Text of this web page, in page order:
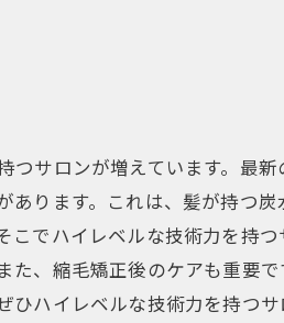
つサロンが増えています。最新
あります。これは、髪が持つ炭
こでハイレベルな技術力を持つ
、縮毛矯正後のケアも重要で
ひハイレベルな技術力を持つサ